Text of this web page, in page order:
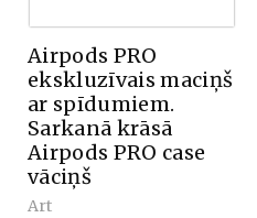
Airpods PRO
ekskluzīvais maciņš
ar spīdumiem.
Sarkanā krāsā
Airpods PRO case
vāciņš
Art